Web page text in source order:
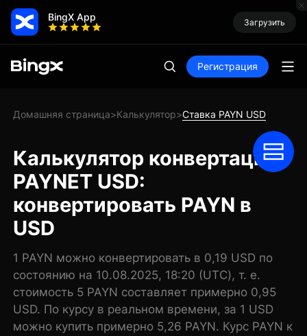
BingX App Загрузить
Регистрация
Домашняя страница>Калькулятор>Ставка PAYN USD
Калькулятор конвертации
PAYNET USD:
конвертировать PAYN в
USD
1 PAYN можно конвертировать в 0,19 USD по
состоянию на 10.08.2025, 18:20 (UTC), т. е.
стоимость 5 PAYN составляет примерно 0,95
USD. По курсу в реальном времени, за 1 USD
можно купить примерно 5,26 PAYN. Курс PAYN к